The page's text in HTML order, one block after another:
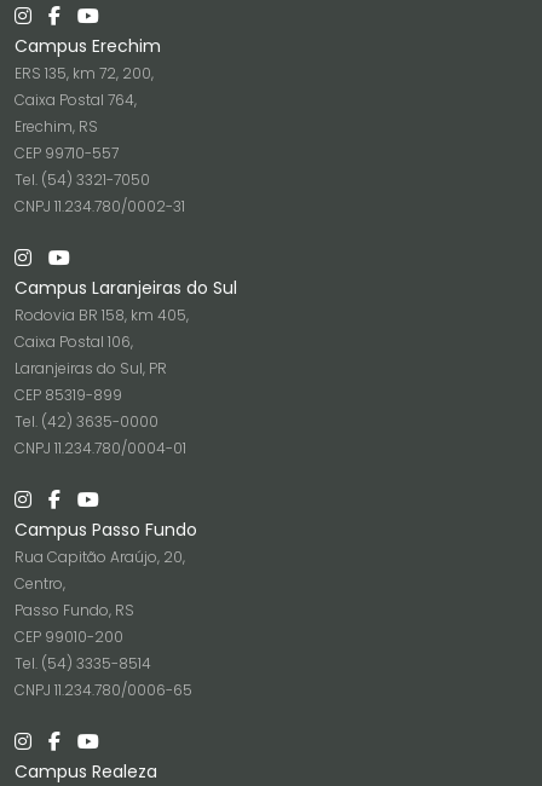
Campus Erechim
ERS 135, km 72, 200,
Caixa Postal 764,
Erechim, RS
CEP 99710-557
Tel. (54) 3321-7050
CNPJ 11.234.780/0002-31
Campus Laranjeiras do Sul
Rodovia BR 158, km 405,
Caixa Postal 106,
Laranjeiras do Sul, PR
CEP 85319-899
Tel. (42) 3635-0000
CNPJ 11.234.780/0004-01
Campus Passo Fundo
Rua Capitão Araújo, 20,
Centro,
Passo Fundo, RS
CEP 99010-200
Tel. (54) 3335-8514
CNPJ 11.234.780/0006-65
Campus Realeza